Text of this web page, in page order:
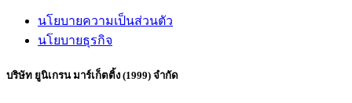
นโยบายความเป็นส่วนตัว
นโยบายธุรกิจ
บริษัท ยูนิเกรน มาร์เก็ตติ้ง (1999) จำกัด